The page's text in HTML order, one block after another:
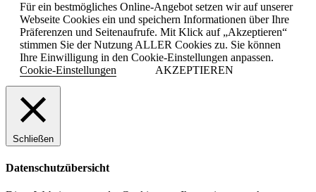
Für ein bestmögliches Online-Angebot setzen wir auf unserer
Webseite Cookies ein und speichern Informationen über Ihre
Präferenzen und Seitenaufrufe. Mit Klick auf „Akzeptieren“
stimmen Sie der Nutzung ALLER Cookies zu. Sie können
Ihre Einwilligung in den Cookie-Einstellungen anpassen.
Cookie-Einstellungen
AKZEPTIEREN
Schließen
Datenschutzübersicht